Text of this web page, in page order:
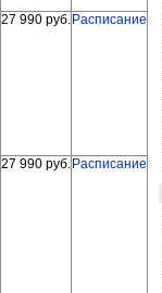
27 990 руб. Расписание
27 990 руб. Расписание